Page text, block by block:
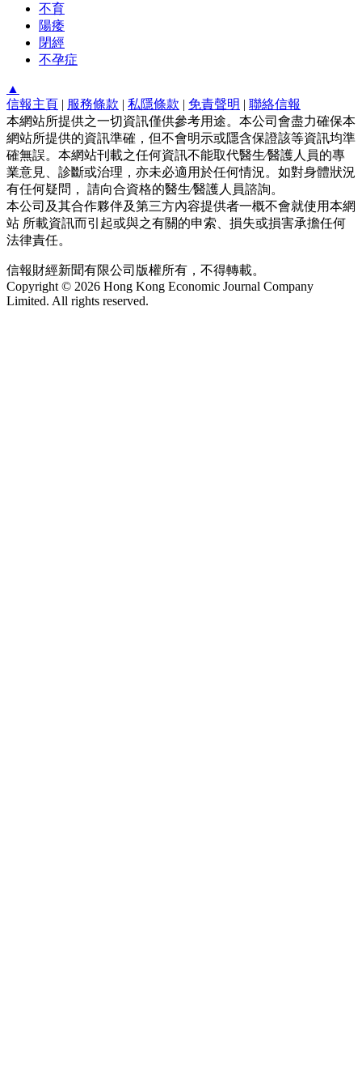
不育
陽痿
閉經
不孕症
▲
信報主頁 | 服務條款 | 私隱條款 | 免責聲明 | 聯絡信報
本網站所提供之一切資訊僅供參考用途。本公司會盡力確保本
網站所提供的資訊準確，但不會明示或隱含保證該等資訊均準
確無誤。本網站刊載之任何資訊不能取代醫生∕醫護人員的專
業意見、診斷或治理，亦未必適用於任何情況。如對身體狀況
有任何疑問， 請向合資格的醫生∕醫護人員諮詢。
本公司及其合作夥伴及第三方內容提供者一概不會就使用本網
站 所載資訊而引起或與之有關的申索、損失或損害承擔任何
法律責任。
信報財經新聞有限公司版權所有，不得轉載。
Copyright © 2026 Hong Kong Economic Journal Company
Limited. All rights reserved.